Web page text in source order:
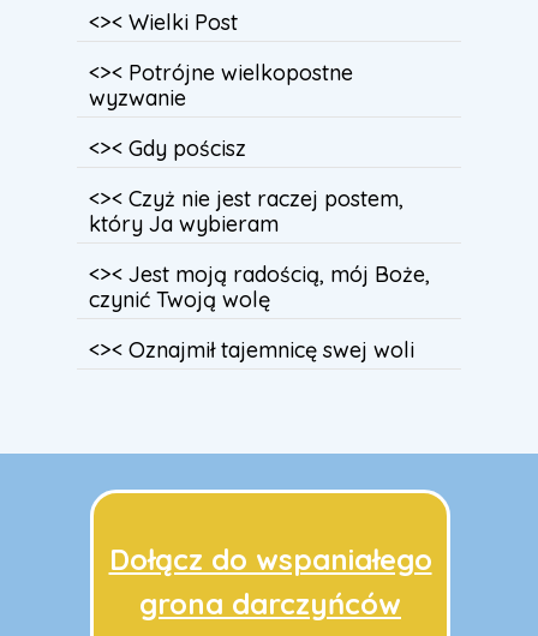
<>< Wielki Post
<>< Potrójne wielkopostne
wyzwanie
<>< Gdy pościsz
<>< Czyż nie jest raczej postem,
który Ja wybieram
<>< Jest moją radością, mój Boże,
czynić Twoją wolę
<>< Oznajmił tajemnicę swej woli
Dołącz do wspaniałego
grona darczyńców